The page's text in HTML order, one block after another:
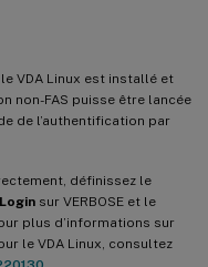
VDA Linux est installé et
non-FAS puisse être lancée
de l’authentification par
définissez le
Login sur VERBOSE et le
plus d’informations sur
le VDA Linux, consultez